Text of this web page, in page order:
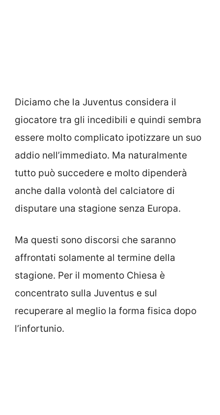
Diciamo che la Juventus considera il
giocatore tra gli incedibili e quindi sembra
essere molto complicato ipotizzare un suo
addio nell’immediato. Ma naturalmente
tutto può succedere e molto dipenderà
anche dalla volontà del calciatore di
disputare una stagione senza Europa.
Ma questi sono discorsi che saranno
affrontati solamente al termine della
stagione. Per il momento Chiesa è
concentrato sulla Juventus e sul
recuperare al meglio la forma fisica dopo
l’infortunio.